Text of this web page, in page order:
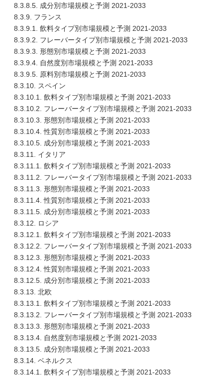
8.3.8.5. 成分別市場規模と予測 2021-2033
8.3.9. フランス
8.3.9.1. 飲料タイプ別市場規模と予測 2021-2033
8.3.9.2. フレーバータイプ別市場規模と予測 2021-2033
8.3.9.3. 形態別市場規模と予測 2021-2033
8.3.9.4. 自然度別市場規模と予測 2021-2033
8.3.9.5. 原料別市場規模と予測 2021-2033
8.3.10. スペイン
8.3.10.1. 飲料タイプ別市場規模と予測 2021-2033
8.3.10.2. フレーバータイプ別市場規模と予測 2021-2033
8.3.10.3. 形態別市場規模と予測 2021-2033
8.3.10.4. 性質別市場規模と予測 2021-2033
8.3.10.5. 成分別市場規模と予測 2021-2033
8.3.11. イタリア
8.3.11.1. 飲料タイプ別市場規模と予測 2021-2033
8.3.11.2. フレーバータイプ別市場規模と予測 2021-2033
8.3.11.3. 形態別市場規模と予測 2021-2033
8.3.11.4. 性質別市場規模と予測 2021-2033
8.3.11.5. 成分別市場規模と予測 2021-2033
8.3.12. ロシア
8.3.12.1. 飲料タイプ別市場規模と予測 2021-2033
8.3.12.2. フレーバータイプ別市場規模と予測 2021-2033
8.3.12.3. 形態別市場規模と予測 2021-2033
8.3.12.4. 性質別市場規模と予測 2021-2033
8.3.12.5. 成分別市場規模と予測 2021-2033
8.3.13. 北欧
8.3.13.1. 飲料タイプ別市場規模と予測 2021-2033
8.3.13.2. フレーバータイプ別市場規模と予測 2021-2033
8.3.13.3. 形態別市場規模と予測 2021-2033
8.3.13.4. 自然度別市場規模と予測 2021-2033
8.3.13.5. 成分別市場規模と予測 2021-2033
8.3.14. ベネルクス
8.3.14.1. 飲料タイプ別市場規模と予測 2021-2033